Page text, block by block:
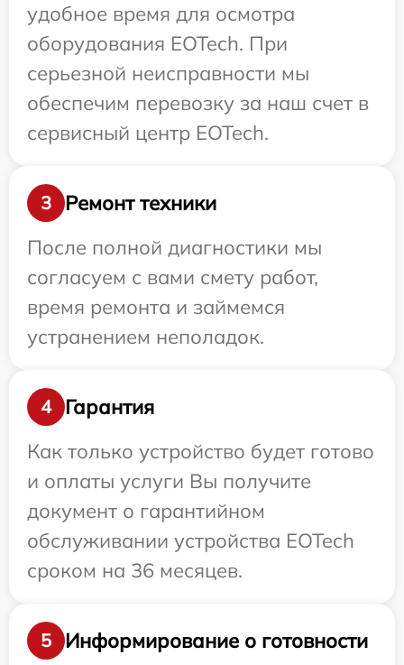
удобное время для осмотра
оборудования EOTech. При
серьезной неисправности мы
обеспечим перевозку за наш счет в
сервисный центр EOTech.
3
Ремонт техники
После полной диагностики мы
согласуем с вами смету работ,
время ремонта и займемся
устранением неполадок.
4
Гарантия
Как только устройство будет готово
и оплаты услуги Вы получите
документ о гарантийном
обслуживании устройства EOTech
сроком на 36 месяцев.
5
Информирование о готовности